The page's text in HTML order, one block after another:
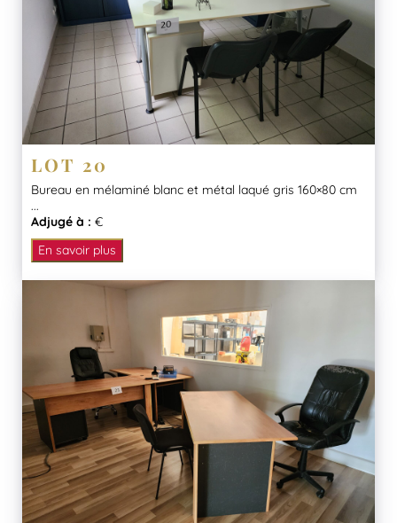
LOT 20
Bureau en mélaminé blanc et métal laqué gris 160×80 cm
...
Adjugé à : €
En savoir plus